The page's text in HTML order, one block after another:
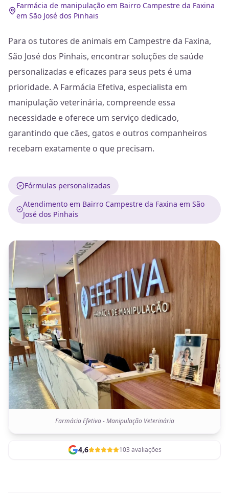
Farmácia de manipulação em Bairro Campestre da Faxina
em São José dos Pinhais
Para os tutores de animais em Campestre da Faxina,
São José dos Pinhais, encontrar soluções de saúde
personalizadas e eficazes para seus pets é uma
prioridade. A Farmácia Efetiva, especialista em
manipulação veterinária, compreende essa
necessidade e oferece um serviço dedicado,
garantindo que cães, gatos e outros companheiros
recebam exatamente o que precisam.
Fórmulas personalizadas
Atendimento em Bairro Campestre da Faxina em São
José dos Pinhais
Farmácia Efetiva - Manipulação Veterinária
4,6 103 avaliações